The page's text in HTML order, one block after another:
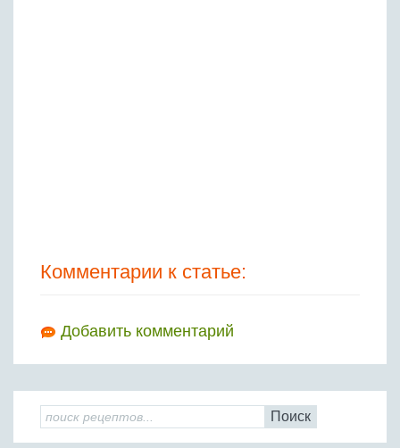
Комментарии к статье:
Добавить комментарий
Поиск